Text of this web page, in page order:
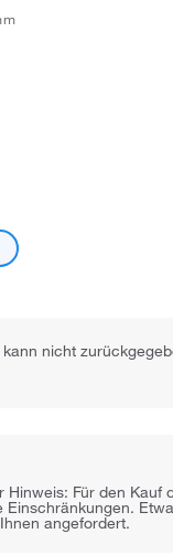
kann nicht
Hinweis: Für den Kauf
Einschränkungen.
angefordert.